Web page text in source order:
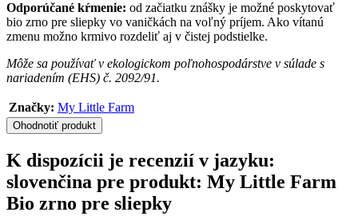
Odporúčané kŕmenie: od začiatku znášky je možné poskytovať
bio zrno pre sliepky vo vaničkách na voľný príjem. Ako vítanú
zmenu možno krmivo rozdeliť aj v čistej podstielke.
Môže sa používať v ekologickom poľnohospodárstve v súlade s
nariadením (EHS) č. 2092/91.
Značky: My Little Farm
Ohodnotiť produkt
K dispozícii je recenzií v jazyku:
slovenčina pre produkt: My Little Farm
Bio zrno pre sliepky